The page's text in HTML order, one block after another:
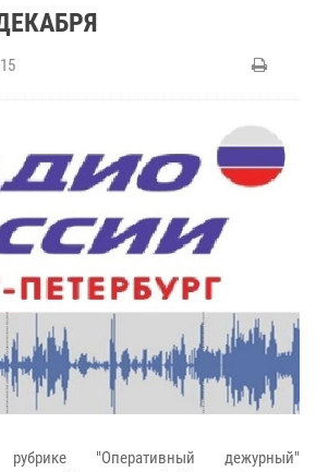
"Оперативный дежурный"